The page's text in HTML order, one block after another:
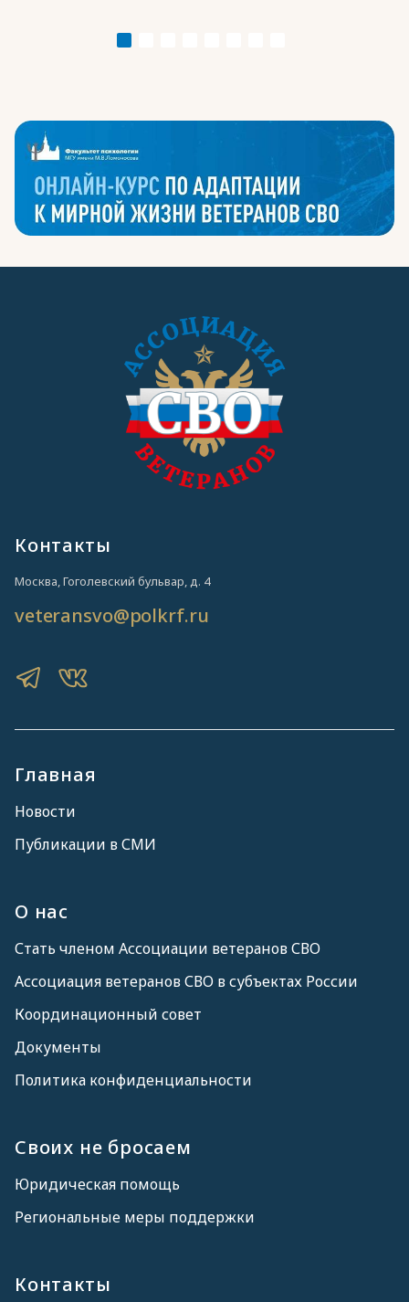
Главная
Новости
Публикации в СМИ
О нас
Стать членом Ассоциации ветеранов СВО
Ассоциация ветеранов СВО в субъектах России
Координационный совет
Документы
Политика конфиденциальности
Своих не бросаем
Юридическая помощь
Региональные меры поддержки
Контакты
Контакты
Москва, Гоголевский бульвар, д. 4
veteransvo@polkrf.ru